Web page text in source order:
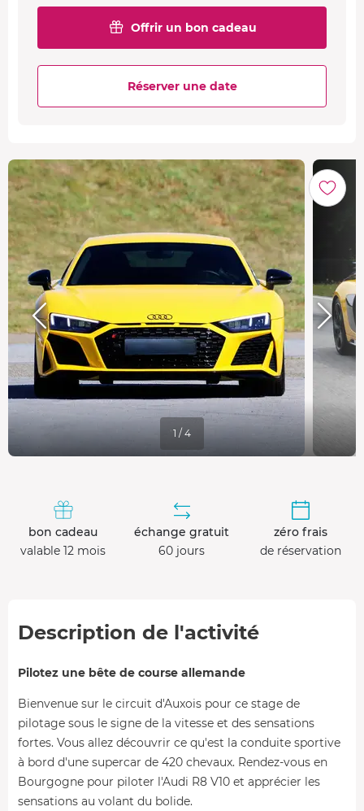
Offrir un bon cadeau
Réserver une date
1 / 4
bon cadeau
valable 12 mois
échange gratuit
60 jours
zéro frais
de réservation
Description de l'activité
Pilotez une bête de course allemande
Bienvenue sur le circuit d'Auxois pour ce stage de
pilotage sous le signe de la vitesse et des sensations
fortes. Vous allez découvrir ce qu'est la conduite sportive
à bord d'une supercar de 420 chevaux. Rendez-vous en
Bourgogne pour piloter l'Audi R8 V10 et apprécier les
sensations au volant du bolide.